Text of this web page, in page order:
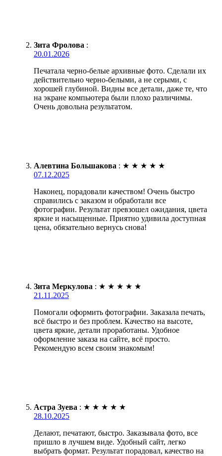
Зита Фролова :
20.01.2026
Печатала черно-белые архивные фото. Сделали их
действительно черно-белыми, а не серыми, с
хорошей глубиной. Видны все детали, даже те, что
на экране компьютера были плохо различимы.
Очень довольна результатом.
Алевтина Большакова : ★ ★ ★ ★ ★
07.12.2025
Наконец, порадовали качеством! Очень быстро
справились с заказом и обработали все
фотографии. Результат превзошел ожидания, цвета
яркие и насыщенные. Приятно удивила доступная
цена, обязательно вернусь снова!
Зита Меркулова : ★ ★ ★ ★ ★
21.11.2025
Помогали оформить фотографии. Заказала печать,
всё быстро и без проблем. Качество на высоте,
цвета яркие, детали проработаны. Удобное
оформление заказа на сайте, всё просто.
Рекомендую всем своим знакомым!
Астра Зуева : ★ ★ ★ ★ ★
28.10.2025
Делают, печатают, быстро. Заказывала фото, все
пришло в лучшем виде. Удобный сайт, легко
выбрать формат. Результат порадовал, качество на